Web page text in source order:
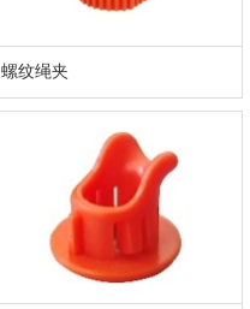
螺纹绳夹